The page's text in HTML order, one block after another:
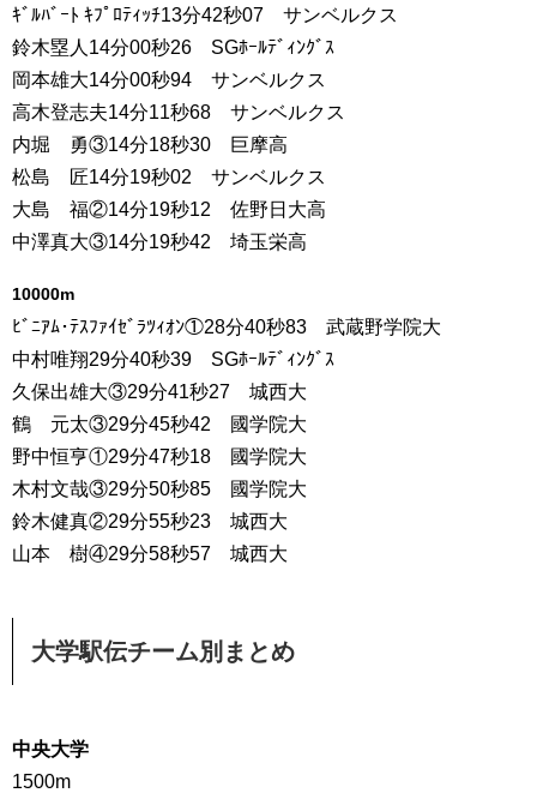
ｷﾞﾙﾊﾞｰﾄ ｷﾌﾟﾛﾃｨｯﾁ13分42秒07 サンベルクス
鈴木塁人14分00秒26 SGﾎｰﾙﾃﾞｨﾝｸﾞｽ
岡本雄大14分00秒94 サンベルクス
高木登志夫14分11秒68 サンベルクス
内堀 勇③14分18秒30 巨摩高
松島 匠14分19秒02 サンベルクス
大島 福②14分19秒12 佐野日大高
中澤真大③14分19秒42 埼玉栄高
10000m
ﾋﾞﾆｱﾑ･ﾃｽﾌｧｲｾﾞﾗﾂｨｵﾝ①28分40秒83 武蔵野学院大
中村唯翔29分40秒39 SGﾎｰﾙﾃﾞｨﾝｸﾞｽ
久保出雄大③29分41秒27 城西大
鶴 元太③29分45秒42 國学院大
野中恒亨①29分47秒18 國学院大
木村文哉③29分50秒85 國学院大
鈴木健真②29分55秒23 城西大
山本 樹④29分58秒57 城西大
大学駅伝チーム別まとめ
中央大学
1500m